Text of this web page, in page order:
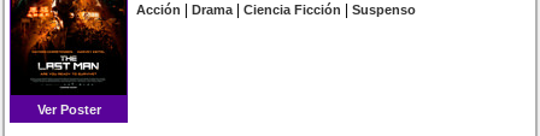
Ver Poster
Acción |Drama|Ciencia Ficción |Suspenso